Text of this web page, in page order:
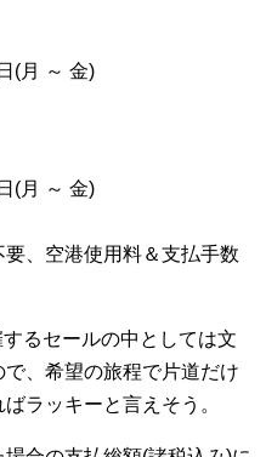
(月 ～ 金)
(月 ～ 金)
、空港使用料＆支払手数
るセールの中としては文
、希望の旅程で片道だけ
ラッキーと言えそう。